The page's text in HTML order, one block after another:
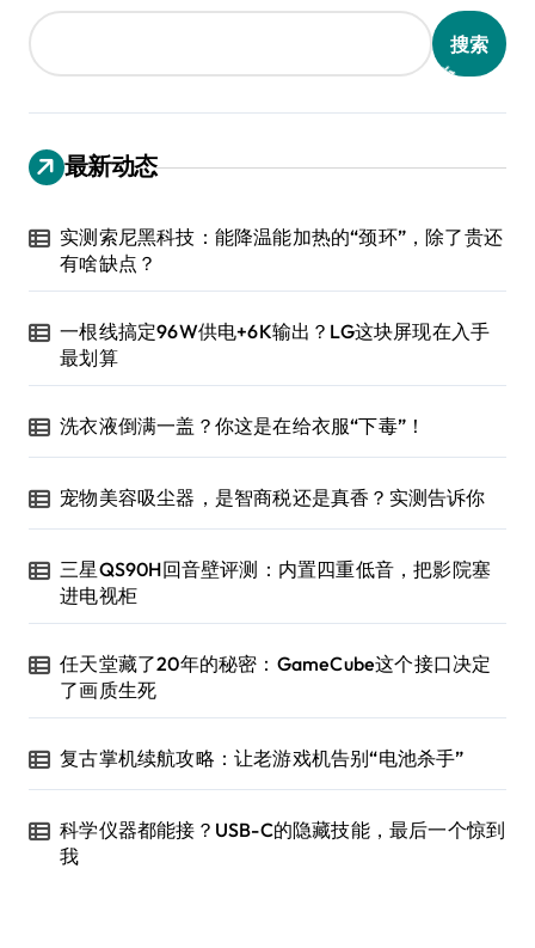
搜索
最新动态
实测索尼黑科技：能降温能加热的“颈环”，除了贵还
有啥缺点？
一根线搞定96W供电+6K输出？LG这块屏现在入手
最划算
洗衣液倒满一盖？你这是在给衣服“下毒”！
宠物美容吸尘器，是智商税还是真香？实测告诉你
三星QS90H回音壁评测：内置四重低音，把影院塞
进电视柜
任天堂藏了20年的秘密：GameCube这个接口决定
了画质生死
复古掌机续航攻略：让老游戏机告别“电池杀手”
科学仪器都能接？USB-C的隐藏技能，最后一个惊到
我